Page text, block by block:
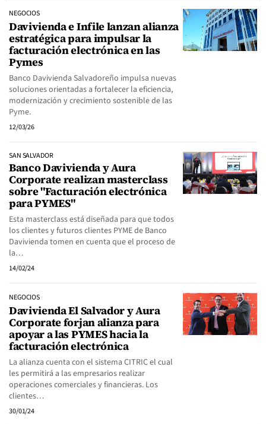
NEGOCIOS
Davivienda e Infile lanzan alianza
estratégica para impulsar la
facturación electrónica en las
Pymes
Banco Davivienda Salvadoreño impulsa nuevas
soluciones orientadas a fortalecer la eficiencia,
modernización y crecimiento sostenible de las
Pyme.
12/03/26
SAN SALVADOR
Banco Davivienda y Aura
Corporate realizan masterclass
sobre "Facturación electrónica
para PYMES"
Esta masterclass está diseñada para que todos
los clientes y futuros clientes PYME de Banco
Davivienda tomen en cuenta que el proceso de
la…
14/02/24
NEGOCIOS
Davivienda El Salvador y Aura
Corporate forjan alianza para
apoyar a las PYMES hacia la
facturación electrónica
La alianza cuenta con el sistema CITRIC el cual
les permitirá a las empresarios realizar
operaciones comerciales y financieras. Los
clientes…
30/01/24